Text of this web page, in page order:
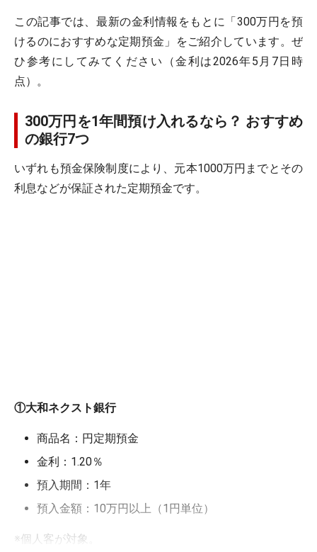
この記事では、最新の金利情報をもとに「300万円を預
けるのにおすすめな定期預金」をご紹介しています。ぜ
ひ参考にしてみてください（金利は2026年5月7日時
点）。
300万円を1年間預け入れるなら？ おすすめ
の銀行7つ
いずれも預金保険制度により、元本1000万円までとその
利息などが保証された定期預金です。
①大和ネクスト銀行
商品名：円定期預金
金利：1.20％
預入期間：1年
預入金額：10万円以上（1円単位）
※個人客が対象。